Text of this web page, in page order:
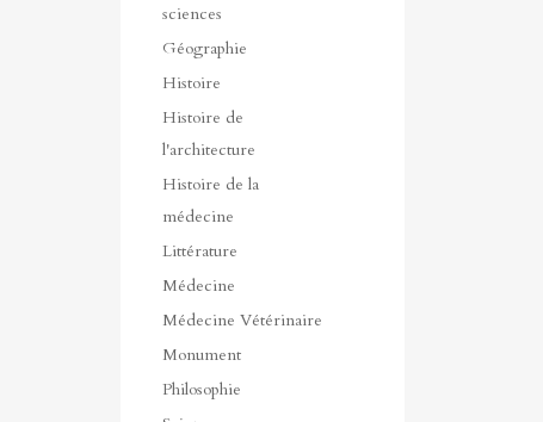
sciences
Géographie
Histoire
Histoire de
l'architecture
Histoire de la
médecine
Littérature
Médecine
Médecine Vétérinaire
Monument
Philosophie